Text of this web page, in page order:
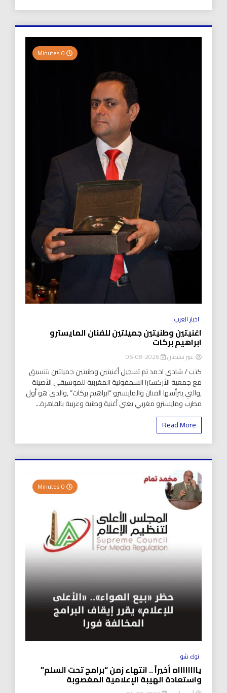
اخبار العرب
اغنيتين وطنيتين جميلتين للفنان المايسترو
ابراهيم بركات
عبير سليمان 2026-08-06
كتب / شادي احمد تم تسجيل أغنيتين وطنيتين جميلتين بتنسيق
مع جمعية الأركسترا السمفونية المغربية للموسيقى الأصيلة
,والتي يترأسها الفنان والمايسترو “ابراهيم بركات” ,والدي هو أول
مطرب ومايسترو مغربي يغني أغنية وطنية وعربية بالقاهرة...
Read More
توك شو
يااااااااه أخيراً .. انتهاء زمن “برامج تحت السلم”
واستعادة الهيبة الإعلامية المغصوبة